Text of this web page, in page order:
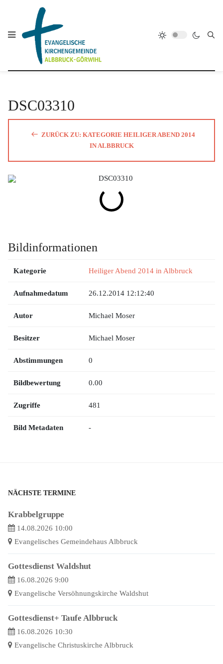
DSC03310
ZURÜCK ZU: KATEGORIE HEILIGER ABEND 2014
IN ALBBRUCK
Bildinformationen
Kategorie Heiliger Abend 2014 in Albbruck
Aufnahmedatum 26.12.2014 12:12:40
Autor Michael Moser
Besitzer Michael Moser
Abstimmungen 0
Bildbewertung 0.00
Zugriffe 481
Bild Metadaten -
NÄCHSTE TERMINE
Krabbelgruppe
14.08.2026 10:00
Evangelisches Gemeindehaus Albbruck
Gottesdienst Waldshut
16.08.2026 9:00
Evangelische Versöhnungskirche Waldshut
Gottesdienst+ Taufe Albbruck
16.08.2026 10:30
Evangelische Christuskirche Albbruck